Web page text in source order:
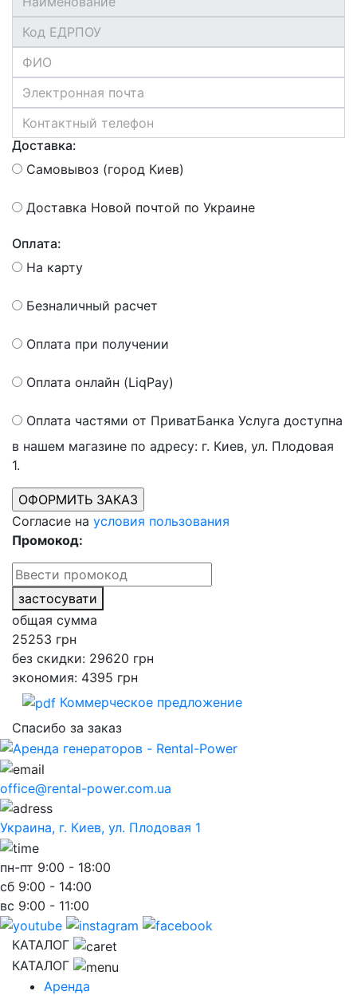
Доставка:
Самовывоз (город Киев)
Доставка Новой почтой по Украине
Оплата:
На карту
Безналичный расчет
Оплата при получении
Оплата онлайн (LiqPay)
Оплата частями от ПриватБанка Услуга доступна
в нашем магазине по адресу: г. Киев, ул. Плодовая
1.
Согласие на условия пользования
Промокод:
застосувати
общая сумма
25253 грн
без скидки: 29620 грн
экономия: 4395 грн
Коммерческое предложение
Спасибо за заказ
office@rental-power.com.ua
Украина, г. Киев, ул. Плодовая 1
пн-пт 9:00 - 18:00
сб 9:00 - 14:00
вс 9:00 - 11:00
КАТАЛОГ
КАТАЛОГ
Аренда